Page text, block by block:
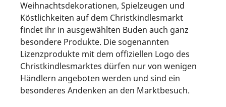
Weihnachtsdekorationen, Spielzeugen und
Köstlichkeiten auf dem Christkindlesmarkt
findet ihr in ausgewählten Buden auch ganz
besondere Produkte. Die sogenannten
Lizenzprodukte mit dem offiziellen Logo des
Christkindlesmarktes dürfen nur von wenigen
Händlern angeboten werden und sind ein
besonderes Andenken an den Marktbesuch.